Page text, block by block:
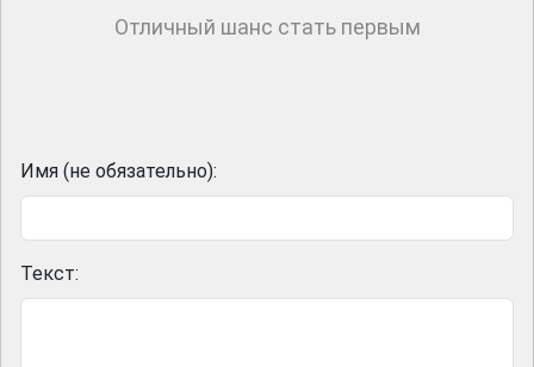
Отличный шанс стать первым
Имя (не обязательно):
Текст: